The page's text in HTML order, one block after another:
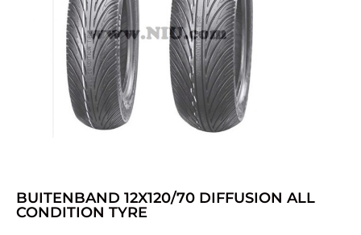
BUITENBAND 12X120/70 DIFFUSION ALL
CONDITION TYRE